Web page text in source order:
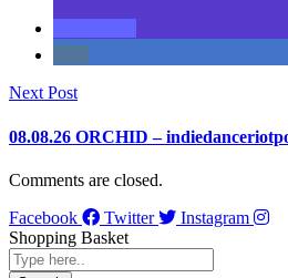
Next Post
08.08.26 ORCHID –
Comments are closed.
Facebook
Twitter
Instagram
Shopping Basket